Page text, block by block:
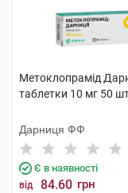
Метоклопрамід
таблетки 10 мг 50
Дарниця ФФ
Є в наявності
від 84.60 грн